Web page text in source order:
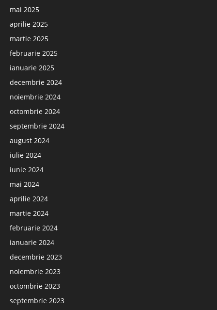
mai 2025
aprilie 2025
martie 2025
februarie 2025
ianuarie 2025
decembrie 2024
noiembrie 2024
octombrie 2024
septembrie 2024
august 2024
iulie 2024
iunie 2024
mai 2024
aprilie 2024
martie 2024
februarie 2024
ianuarie 2024
decembrie 2023
noiembrie 2023
octombrie 2023
septembrie 2023